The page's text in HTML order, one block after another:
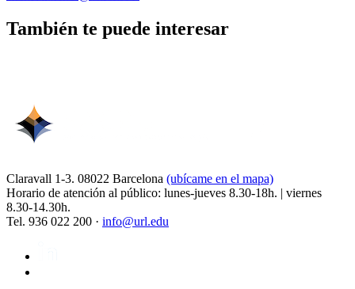
También te puede interesar
Claravall 1-3. 08022 Barcelona (ubícame en el mapa)
Horario de atención al público: lunes-jueves 8.30-18h. | viernes
8.30-14.30h.
Tel. 936 022 200 · info@url.edu